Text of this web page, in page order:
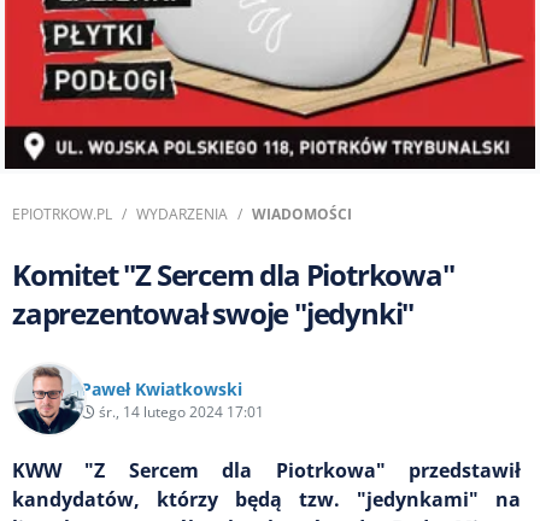
EPIOTRKOW.PL WYDARZENIA WIADOMOŚCI
Komitet "Z Sercem dla Piotrkowa"
zaprezentował swoje "jedynki"
Paweł Kwiatkowski
śr., 14 lutego 2024 17:01
KWW "Z Sercem dla Piotrkowa" przedstawił
kandydatów, którzy będą tzw. "jedynkami" na